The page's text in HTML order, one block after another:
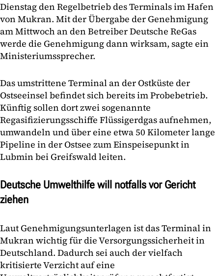
Dienstag den Regelbetrieb des Terminals im Hafen
von Mukran. Mit der Übergabe der Genehmigung
am Mittwoch an den Betreiber Deutsche ReGas
werde die Genehmigung dann wirksam, sagte ein
Ministeriumssprecher.
Das umstrittene Terminal an der Ostküste der
Ostseeinsel befindet sich bereits im Probebetrieb.
Künftig sollen dort zwei sogenannte
Regasifizierungsschiffe Flüssigerdgas aufnehmen,
umwandeln und über eine etwa 50 Kilometer lange
Pipeline in der Ostsee zum Einspeisepunkt in
Lubmin bei Greifswald leiten.
Deutsche Umwelthilfe will notfalls vor Gericht
ziehen
Laut Genehmigungsunterlagen ist das Terminal in
Mukran wichtig für die Versorgungssicherheit in
Deutschland. Dadurch sei auch der vielfach
kritisierte Verzicht auf eine